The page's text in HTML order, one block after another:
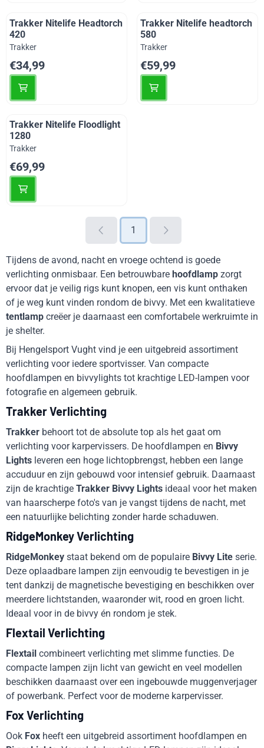
Trakker Nitelife Headtorch
420
Merk:
Trakker
Prijs: 34,99
€34,99
Trakker Nitelife headtorch
580
Merk:
Trakker
Prijs: 59,99
€59,99
Trakker Nitelife Floodlight
1280
Merk:
Trakker
Prijs: 69,99
€69,99
1
Tijdens de avond, nacht en vroege ochtend is goede
verlichting onmisbaar. Een betrouwbare hoofdlamp zorgt
ervoor dat je veilig rigs kunt knopen, een vis kunt onthaken
of je weg kunt vinden rondom de bivvy. Met een kwalitatieve
tentlamp creëer je daarnaast een comfortabele werkruimte in
je shelter.
Bij Hengelsport Vught vind je een uitgebreid assortiment
verlichting voor iedere sportvisser. Van compacte
hoofdlampen en bivvylights tot krachtige LED-lampen voor
fotografie en algemeen gebruik.
Trakker Verlichting
Trakker behoort tot de absolute top als het gaat om
verlichting voor karpervissers. De hoofdlampen en Bivvy
Lights leveren een hoge lichtopbrengst, hebben een lange
accuduur en zijn gebouwd voor intensief gebruik. Daarnaast
zijn de krachtige Trakker Bivvy Lights ideaal voor het maken
van haarscherpe foto's van je vangst tijdens de nacht, met
een natuurlijke belichting zonder harde schaduwen.
RidgeMonkey Verlichting
RidgeMonkey staat bekend om de populaire Bivvy Lite serie.
Deze oplaadbare lampen zijn eenvoudig te bevestigen in je
tent dankzij de magnetische bevestiging en beschikken over
meerdere lichtstanden, waaronder wit, rood en groen licht.
Ideaal voor in de bivvy én rondom je stek.
Flextail Verlichting
Flextail combineert verlichting met slimme functies. De
compacte lampen zijn licht van gewicht en veel modellen
beschikken daarnaast over een ingebouwde muggenverjager
of powerbank. Perfect voor de moderne karpervisser.
Fox Verlichting
Ook Fox heeft een uitgebreid assortiment hoofdlampen en